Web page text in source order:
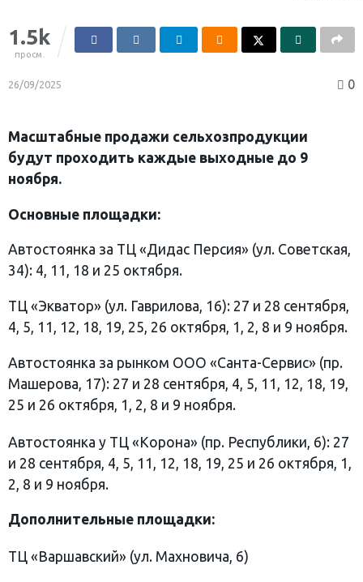
1.5k
просм.
26/09/2025 0
Масштабные продажи сельхозпродукции
будут проходить каждые выходные до 9
ноября.
Основные площадки:
Автостоянка за ТЦ «Дидас Персия» (ул. Советская,
34): 4, 11, 18 и 25 октября.
ТЦ «Экватор» (ул. Гаврилова, 16): 27 и 28 сентября,
4, 5, 11, 12, 18, 19, 25, 26 октября, 1, 2, 8 и 9 ноября.
Автостоянка за рынком ООО «Санта-Сервис» (пр.
Машерова, 17): 27 и 28 сентября, 4, 5, 11, 12, 18, 19,
25 и 26 октября, 1, 2, 8 и 9 ноября.
Автостоянка у ТЦ «Корона» (пр. Республики, 6): 27
и 28 сентября, 4, 5, 11, 12, 18, 19, 25 и 26 октября, 1,
2, 8 и 9 ноября.
Дополнительные площадки:
ТЦ «Варшавский» (ул. Махновича, 6)